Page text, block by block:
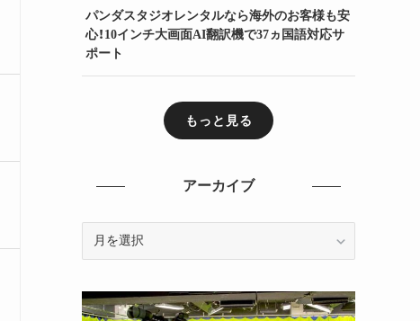
パンダスタジオレンタルなら海外のお客様も安
心！10インチ大画面AI翻訳機で37ヵ国語対応サ
ポート
もっと見る
アーカイブ
イ
ブ